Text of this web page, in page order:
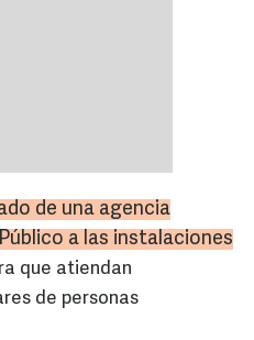
de una agencia
a las instalaciones
que atiendan
de personas